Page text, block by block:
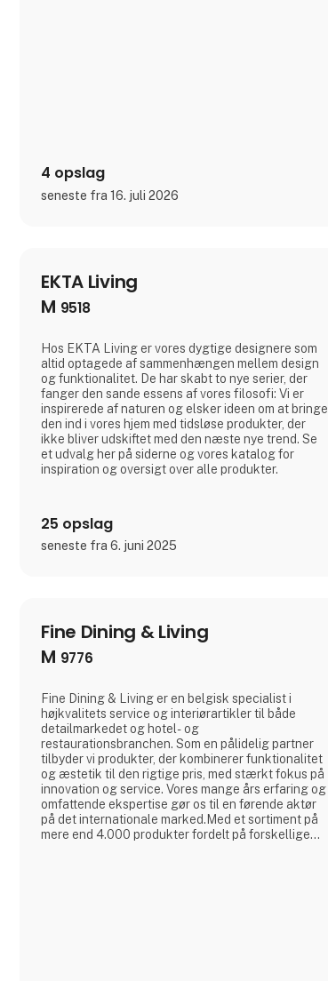
4 opslag
seneste fra 16. juli 2026
EKTA Living
M 9518
Hos EKTA Living er vores dygtige designere som
altid optagede af sammenhængen mellem design
og funktionalitet. De har skabt to nye serier, der
fanger den sande essens af vores filosofi: Vi er
inspirerede af naturen og elsker ideen om at bringe
den ind i vores hjem med tidsløse produkter, der
ikke bliver udskiftet med den næste nye trend. Se
et udvalg her på siderne og vores katalog for
inspiration og oversigt over alle produkter.
25 opslag
seneste fra 6. juni 2025
Fine Dining & Living
M 9776
Fine Dining & Living er en belgisk specialist i
højkvalitets service og interiørartikler til både
detailmarkedet og hotel- og
restaurationsbranchen. Som en pålidelig partner
tilbyder vi produkter, der kombinerer funktionalitet
og æstetik til den rigtige pris, med stærkt fokus på
innovation og service. Vores mange års erfaring og
omfattende ekspertise gør os til en førende aktør
på det internationale marked.Med et sortiment på
mere end 4.000 produkter fordelt på forskellige